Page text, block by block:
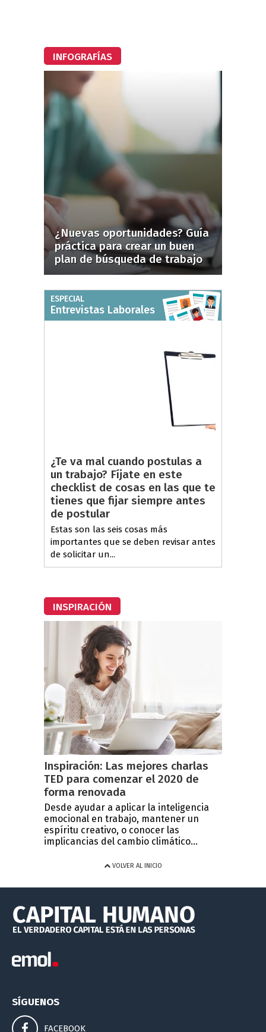
INFOGRAFÍAS
¿Nuevas oportunidades? Guía
práctica para crear un buen
plan de búsqueda de trabajo
ESPECIAL
Entrevistas Laborales
¿Te va mal cuando postulas a
un trabajo? Fíjate en este
checklist de cosas en las que te
tienes que fijar siempre antes
de postular
Estas son las seis cosas más
importantes que se deben revisar antes
de solicitar un...
INSPIRACIÓN
Inspiración: Las mejores charlas
TED para comenzar el 2020 de
forma renovada
Desde ayudar a aplicar la inteligencia
emocional en trabajo, mantener un
espíritu creativo, o conocer las
implicancias del cambio climático...
VOLVER AL INICIO
SÍGUENOS
FACEBOOK